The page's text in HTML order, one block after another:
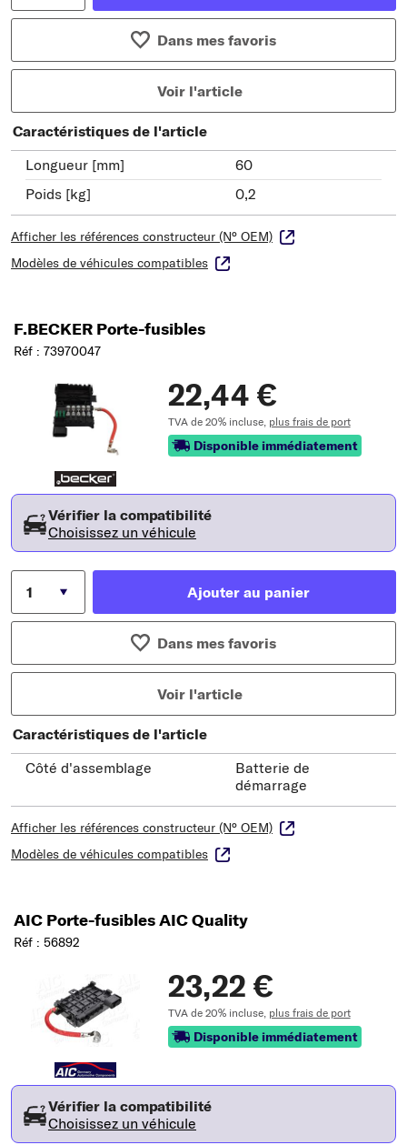
Dans mes favoris
Voir l'article
Caractéristiques de l'article
Longueur [mm]
60
Poids [kg]
0,2
Afficher les références constructeur (N° OEM)
Modèles de véhicules compatibles
F.BECKER Porte-fusibles
Réf : 73970047
22,44 €
TVA de 20% incluse, plus frais de port
Disponible immédiatement
Vérifier la compatibilité
Choisissez un véhicule
Ajouter au panier
Dans mes favoris
Voir l'article
Caractéristiques de l'article
Côté d'assemblage
Batterie de
démarrage
Afficher les références constructeur (N° OEM)
Modèles de véhicules compatibles
AIC Porte-fusibles AIC Quality
Réf : 56892
23,22 €
TVA de 20% incluse, plus frais de port
Disponible immédiatement
Vérifier la compatibilité
Choisissez un véhicule